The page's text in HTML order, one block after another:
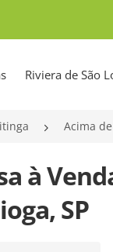
Riviera de São
Acima
à
SP